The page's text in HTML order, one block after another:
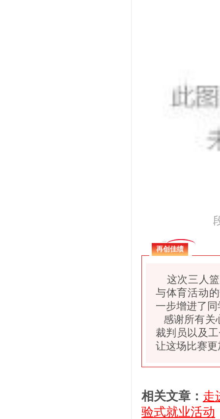
再创佳绩
这次三人
与体育活动
一步增进了
感谢所有关
裁判员以及
让这场比赛
相关文章： 走
验式就业活动